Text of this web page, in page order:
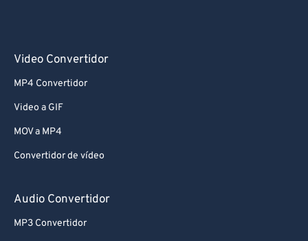
Video Convertidor
MP4 Convertidor
Video a GIF
MOV a MP4
Convertidor de vídeo
Audio Convertidor
MP3 Convertidor